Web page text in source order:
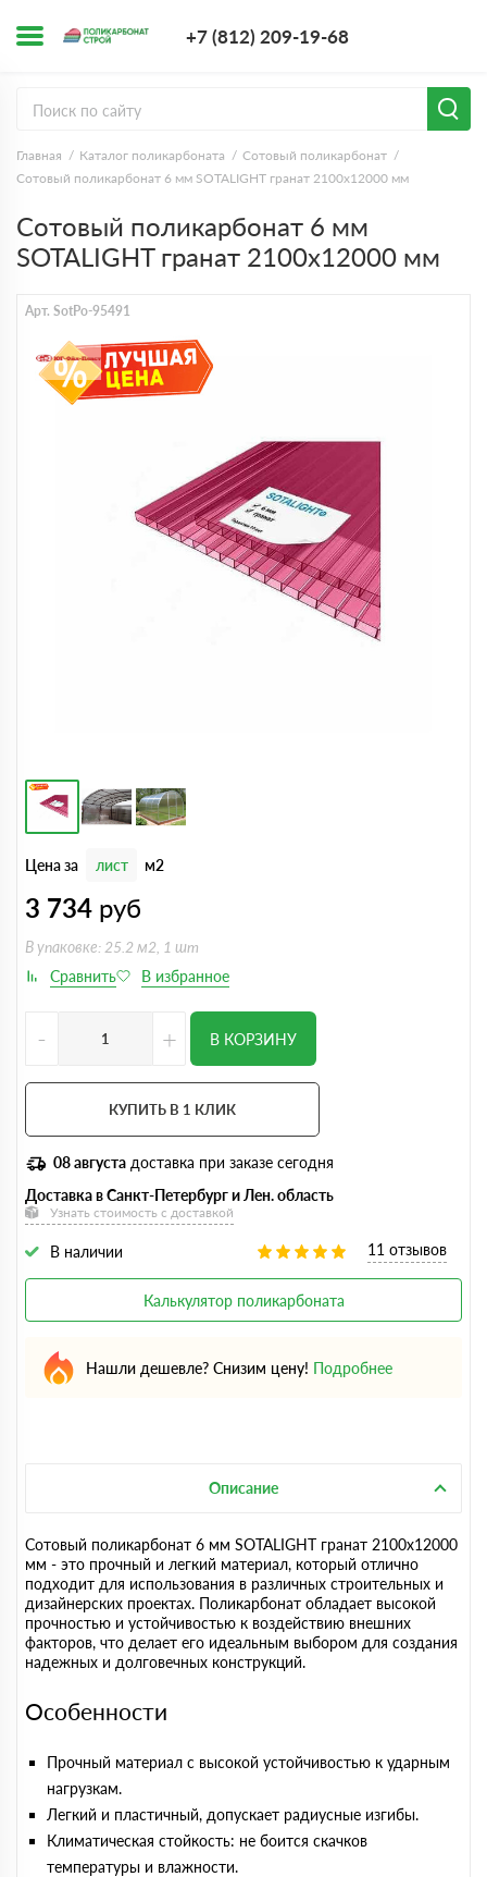
+7 (812) 209-19-68
Главная Каталог поликарбоната
Сотовый поликарбонат
Сотовый поликарбонат 6 мм SOTALIGHT гранат 2100х12000 мм
Сотовый поликарбонат 6 мм
SOTALIGHT гранат 2100х12000 мм
Арт. SotPo-95491
Цена за лист м2
3 734 руб
В упаковке: 25.2 м2, 1 шт
- + В КОРЗИНУ
КУПИТЬ В 1 КЛИК
08 августа доставка при заказе сегодня
Доставка в Санкт-Петербург и Лен. область
Узнать стоимость с доставкой
В наличии 11 отзывов
Калькулятор поликарбоната
Нашли дешевле? Снизим цену! Подробнее
Описание
Сотовый поликарбонат 6 мм SOTALIGHT гранат 2100х12000
мм - это прочный и легкий материал, который отлично
подходит для использования в различных строительных и
дизайнерских проектах. Поликарбонат обладает высокой
прочностью и устойчивостью к воздействию внешних
факторов, что делает его идеальным выбором для создания
надежных и долговечных конструкций.
Особенности
Прочный материал с высокой устойчивостью к ударным
нагрузкам.
Легкий и пластичный, допускает радиусные изгибы.
Климатическая стойкость: не боится скачков
температуры и влажности.